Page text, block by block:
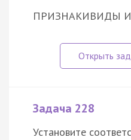
ПРИЗНАКИВИДЫ
Задача 228
Установите